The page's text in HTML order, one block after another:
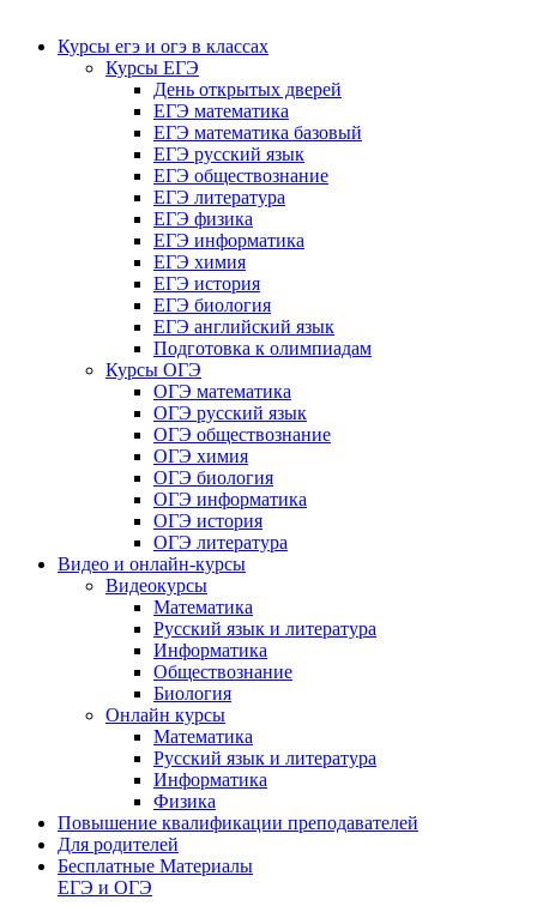
Курсы егэ и огэ в классах
Курсы ЕГЭ
День открытых дверей
ЕГЭ математика
ЕГЭ математика базовый
ЕГЭ русский язык
ЕГЭ обществознание
ЕГЭ литература
ЕГЭ физика
ЕГЭ информатика
ЕГЭ химия
ЕГЭ история
ЕГЭ биология
ЕГЭ английский язык
Подготовка к олимпиадам
Курсы ОГЭ
ОГЭ математика
ОГЭ русский язык
ОГЭ обществознание
ОГЭ химия
ОГЭ биология
ОГЭ информатика
ОГЭ история
ОГЭ литература
Видео и онлайн-курсы
Видеокурсы
Математика
Русский язык и литература
Информатика
Обществознание
Биология
Онлайн курсы
Математика
Русский язык и литература
Информатика
Физика
Повышение квалификации преподавателей
Для родителей
Бесплатные Материалы
ЕГЭ и ОГЭ